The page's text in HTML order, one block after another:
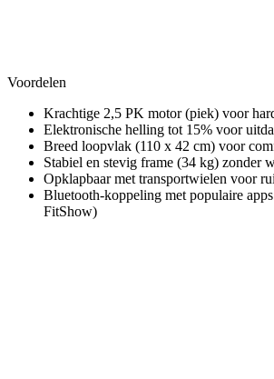
Voordelen
Krachtige 2,5 PK motor (piek) voor
Elektronische helling tot 15% voor
Breed loopvlak (110 x 42 cm) voor
Stabiel en stevig frame (34 kg) zonder
Opklapbaar met transportwielen voor
Bluetooth-koppeling met populaire
FitShow)